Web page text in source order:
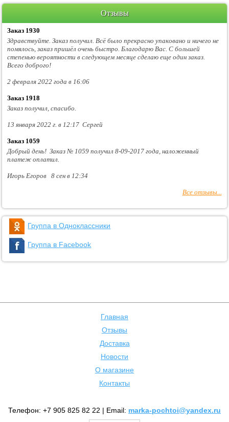
Отзывы
Заказ 1930
Здравствуйте. Заказ получил. Всё было прекрасно упаковано и ничего не
помялось, заказ пришёл очень быстро. Благодарю Вас. С большей
степенью вероятности в следующем месяце сделаю еще один заказ.
Всего доброго!
2 февраля 2022 года в 16:06
Заказ 1918
Заказ получил, спасибо.
13 января 2022 г. в 12:17 Сергей
Заказ 1059
Добрый день! Заказ № 1059 получил 8-09-2017 года, наложенный
платеж оплатил.
Игорь Егоров 8 сен в 12:34
Все отзывы...
Группа в Одноклассники
Группа в Facebook
Главная
Отзывы
Доставка
Новости
О магазине
Контакты
Телефон: +7 905 825 82 22 | Email: marka-pochtoi@yandex.ru